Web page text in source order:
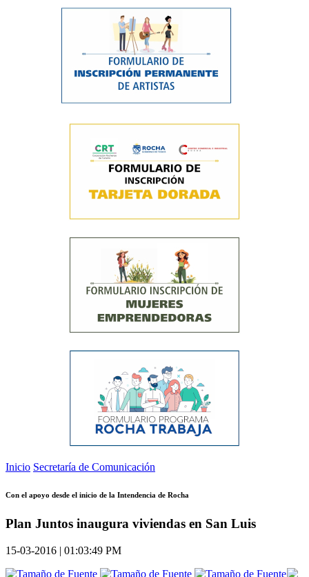
Inicio Secretaría de Comunicación
Con el apoyo desde el inicio de la Intendencia de Rocha
Plan Juntos inaugura viviendas en San Luis
15-03-2016 | 01:03:49 PM